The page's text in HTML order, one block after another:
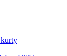
kurty